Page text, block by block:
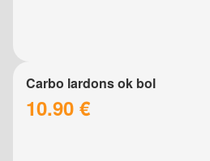
Carbo lardons ok bol
10.90 €